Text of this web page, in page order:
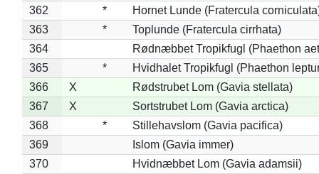
362 *
Hornet Lunde (Fratercula
363
*
Toplunde (Fratercula cirrhata)
364
Rødnæbbet Tropikfugl (Phaethon
365
*
Hvidhalet Tropikfugl (Phaethon
366
X
Rødstrubet Lom (Gavia stellata)
367
X
Sortstrubet Lom (Gavia arctica)
368
*
Stillehavslom (Gavia pacifica)
369
Islom (Gavia immer)
370
Hvidnæbbet Lom (Gavia adamsii)